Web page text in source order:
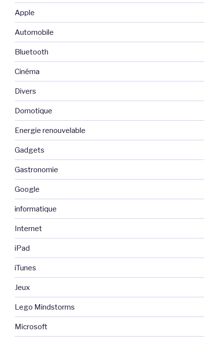
Apple
Automobile
Bluetooth
Cinéma
Divers
Domotique
Energie renouvelable
Gadgets
Gastronomie
Google
informatique
Internet
iPad
iTunes
Jeux
Lego Mindstorms
Microsoft